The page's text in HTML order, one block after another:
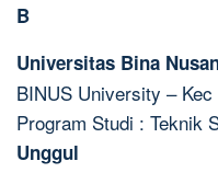
B
Universitas Bina
BINUS University –
Program Studi : Teknik
Unggul